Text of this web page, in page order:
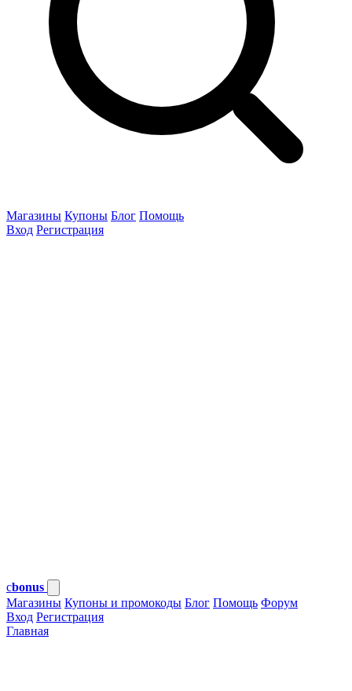
Магазины Купоны Блог Помощь
Вход Регистрация
cbonus
Магазины Купоны и промокоды Блог Помощь Форум
Вход Регистрация
Главная